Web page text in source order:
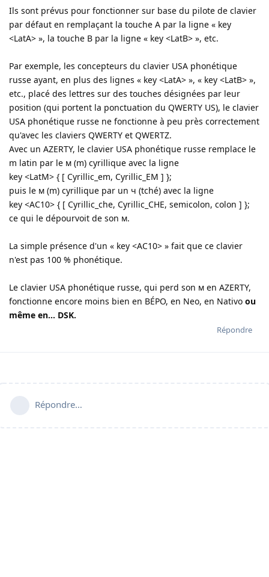
Ils sont prévus pour fonctionner sur base du pilote de clavier
par défaut en remplaçant la touche A par la ligne « key
<LatA> », la touche B par la ligne « key <LatB> », etc.
Par exemple, les concepteurs du clavier USA phonétique
russe ayant, en plus des lignes « key <LatA> », « key <LatB> »,
etc., placé des lettres sur des touches désignées par leur
position (qui portent la ponctuation du QWERTY US), le clavier
USA phonétique russe ne fonctionne à peu près correctement
qu'avec les claviers QWERTY et QWERTZ.
Avec un AZERTY, le clavier USA phonétique russe remplace le
m latin par le м (m) cyrillique avec la ligne
key <LatM> { [ Cyrillic_em, Cyrillic_EM ] };
puis le м (m) cyrillique par un ч (tché) avec la ligne
key <AC10> { [ Cyrillic_che, Cyrillic_CHE, semicolon, colon ] };
ce qui le dépourvoit de son м.
La simple présence d'un « key <AC10> » fait que ce clavier
n'est pas 100 % phonétique.
Le clavier USA phonétique russe, qui perd son м en AZERTY,
fonctionne encore moins bien en BÉPO, en Neo, en Nativo ou
même en… DSK.
Répondre
Répondre…